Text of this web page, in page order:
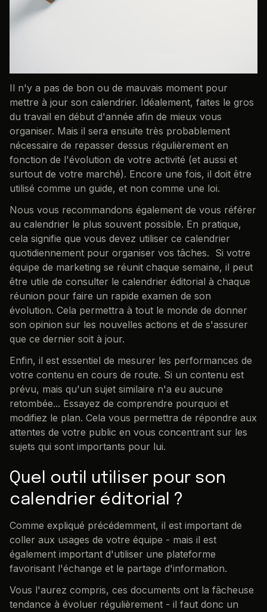
Il n'y a pas de bon ou de mauvais moment pour
mettre à jour son calendrier. Idéalement, faites le gros
du travail en début d'année afin de mieux vous
organiser. Mais il sera ensuite très probablement
nécessaire de repasser dessus régulièrement en
fonction de l'évolution de votre activité (et aussi et
surtout de votre marché). Encore une fois, il doit être
utilisé comme un guide, et non comme une loi.
Nous vous recommandons également de vous référer
au calendrier le plus souvent possible. En pratique,
cela signifie que vous devez utiliser ce calendrier
quotidiennement pour organiser vos tâches. Si votre
équipe de marketing se réunit chaque semaine, il peut
être utile de consulter le calendrier éditorial à chaque
réunion pour faire un rapide examen de son
évolution. Cela permettra à tout le monde de donner
son opinion sur les nouvelles actions et de s'assurer
que ce dernier soit à jour.
Enfin, il est essentiel de mesurer les performances de
votre contenu en cours de route. Si un contenu est
prévu, mais qu'un sujet similaire n'a eu aucune
retombée... Essayez de comprendre pourquoi et
modifiez le plan. Cela vous permettra de répondre aux
attentes de votre public en vous concentrant sur les
sujets qui sont importants pour lui.
Quel outil utiliser pour son
calendrier éditorial ?
Comme expliqué précédemment, il est important de
coller aux usages de votre équipe - mais il est
également important d'utiliser une plateforme
favorisant l'échange et le partage d'information.
Vous l'aurez compris, ces documents ont la fâcheuse
tendance à évoluer régulièrement - il faut donc un